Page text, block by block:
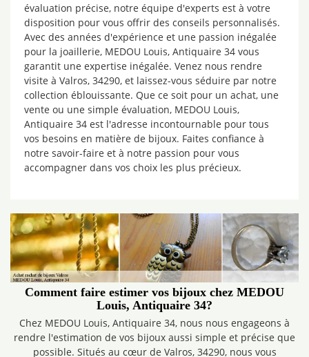
évaluation précise, notre équipe d'experts est à votre
disposition pour vous offrir des conseils personnalisés.
Avec des années d'expérience et une passion inégalée
pour la joaillerie, MEDOU Louis, Antiquaire 34 vous
garantit une expertise inégalée. Venez nous rendre
visite à Valros, 34290, et laissez-vous séduire par notre
collection éblouissante. Que ce soit pour un achat, une
vente ou une simple évaluation, MEDOU Louis,
Antiquaire 34 est l'adresse incontournable pour tous
vos besoins en matière de bijoux. Faites confiance à
notre savoir-faire et à notre passion pour vous
accompagner dans vos choix les plus précieux.
Comment faire estimer vos bijoux chez MEDOU
Louis, Antiquaire 34?
Chez MEDOU Louis, Antiquaire 34, nous nous engageons à
rendre l'estimation de vos bijoux aussi simple et précise que
possible. Situés au cœur de Valros, 34290, nous vous